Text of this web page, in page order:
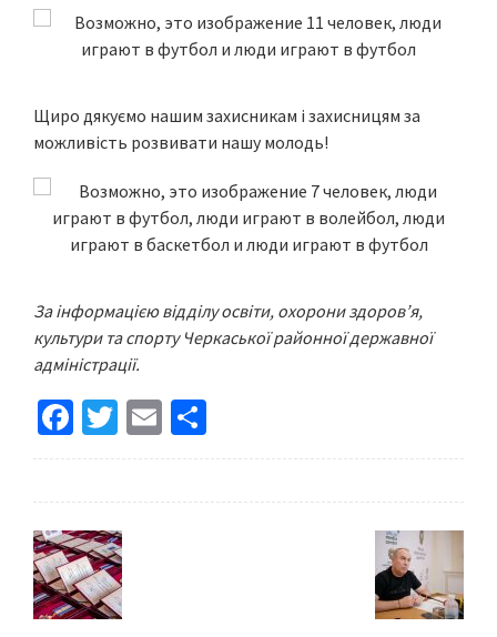
Щиро дякуємо нашим захисникам і захисницям за
можливість розвивати нашу молодь!
За інформацією відділу освіти, охорони здоров’я,
культури та спорту Черкаської районної державної
адміністрації.
Fa
ce
o
o
k
T
wi
er
E
m h